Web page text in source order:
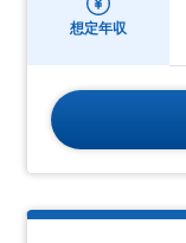
想定年収